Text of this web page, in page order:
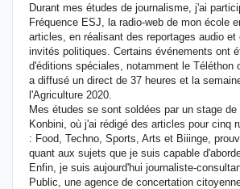
Durant mes études de journalisme, j'ai
Fréquence ESJ, la radio-web de mon école
articles, en réalisant des reportages audio et
invités politiques. Certains événements ont
d'éditions spéciales, notamment le Téléthon
a diffusé un direct de 37 heures et la
l'Agriculture 2020.
Mes études se sont soldées par un stage
Konbini, où j'ai rédigé des articles pour cinq
: Food, Techno, Sports, Arts et Biiinge,
quant aux sujets que je suis capable
Enfin, je suis aujourd'hui journaliste-
Public, une agence de concertation